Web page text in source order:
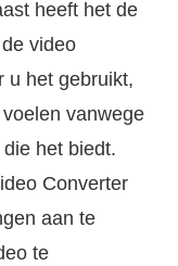
heeft het de
video
u het gebruikt,
vanwege
het biedt.
Converter
aan te
te